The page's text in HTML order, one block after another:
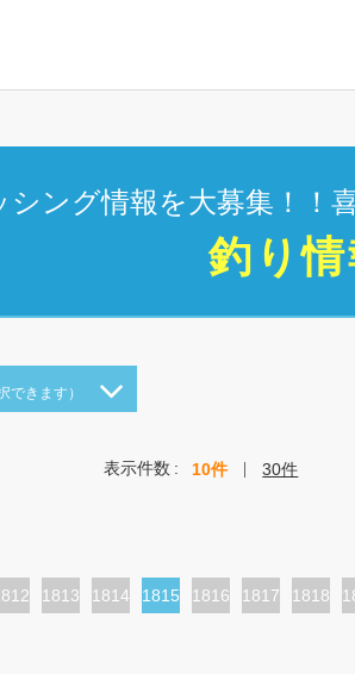
ング情報を大募集！！
釣り情
できます）
表示件数 10件 30件
ペ
1813
ペ
1814
カ
1815
ペ
1816
ペ
1817
ペ
1818